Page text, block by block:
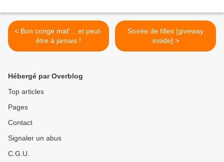
< Bon congé mat'... et peut-
être à jamais !
Soirée de filles [giveway
inside] >
Hébergé par Overblog
Top articles
Pages
Contact
Signaler un abus
C.G.U.